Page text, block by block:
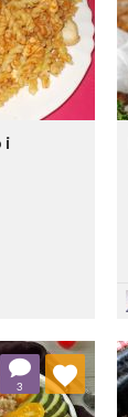
i
listę:
3
listę: